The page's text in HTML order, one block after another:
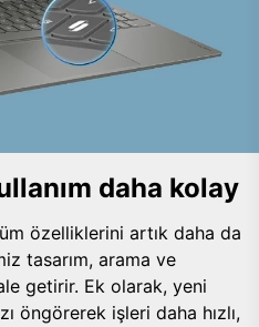
daha kolay
özelliklerini artık daha da
tasarım, arama ve
getirir. Ek olarak, yeni
öngörerek işleri daha hızlı,